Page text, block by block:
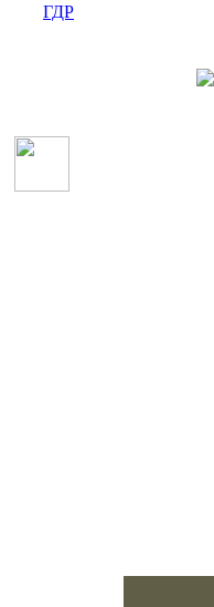
ГДР
Голландия
Греция